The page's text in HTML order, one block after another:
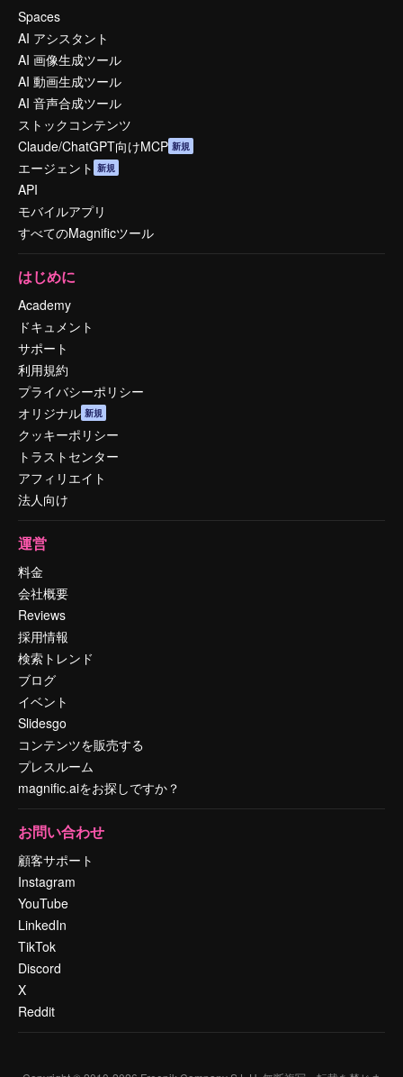
Spaces
AI アシスタント
AI 画像生成ツール
AI 動画生成ツール
AI 音声合成ツール
ストックコンテンツ
Claude/ChatGPT向けMCP 新規
エージェント 新規
API
モバイルアプリ
すべてのMagnificツール
はじめに
Academy
ドキュメント
サポート
利用規約
プライバシーポリシー
オリジナル 新規
クッキーポリシー
トラストセンター
アフィリエイト
法人向け
運営
料金
会社概要
Reviews
採用情報
検索トレンド
ブログ
イベント
Slidesgo
コンテンツを販売する
プレスルーム
magnific.aiをお探しですか？
お問い合わせ
顧客サポート
Instagram
YouTube
LinkedIn
TikTok
Discord
X
Reddit